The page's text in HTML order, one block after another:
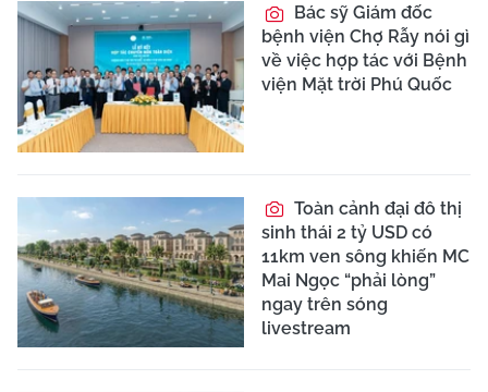
Bác sỹ Giám đốc
bệnh viện Chợ Rẫy nói gì
về việc hợp tác với Bệnh
viện Mặt trời Phú Quốc
Toàn cảnh đại đô thị
sinh thái 2 tỷ USD có
11km ven sông khiến MC
Mai Ngọc “phải lòng”
ngay trên sóng
livestream